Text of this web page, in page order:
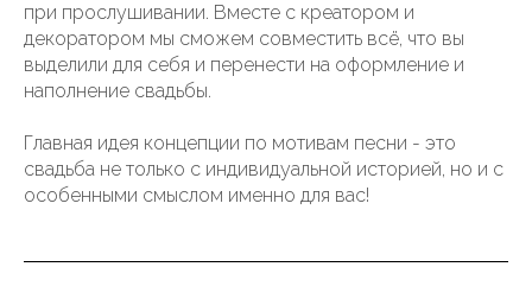
при прослушивании. Вместе с креатором и
декоратором мы сможем совместить всё, что вы
выделили для себя и перенести на оформление и
наполнение свадьбы.
Главная идея концепции по мотивам песни - это
свадьба не только с индивидуальной историей, но и с
особенными смыслом именно для вас!